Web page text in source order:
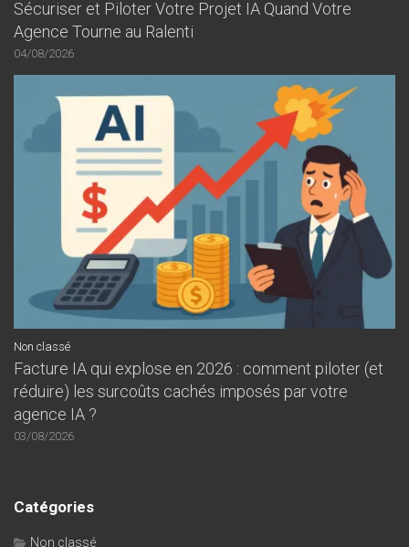
Sécuriser et Piloter Votre Projet IA Quand Votre
Agence Tourne au Ralenti
04/08/2026
Non classé
Facture IA qui explose en 2026 : comment piloter (et
réduire) les surcoûts cachés imposés par votre
agence IA ?
03/08/2026
Catégories
Non classé